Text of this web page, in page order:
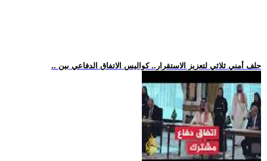
.. حلف أمني ثلاثي لتعزيز الاستقرار.. كواليس الاتفاق الدفاعي بين